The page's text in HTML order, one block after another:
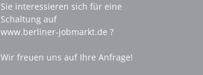
Sie interessieren sich für eine
Schaltung auf
www.berliner-jobmarkt.de ?
Wir freuen uns auf Ihre Anfrage!